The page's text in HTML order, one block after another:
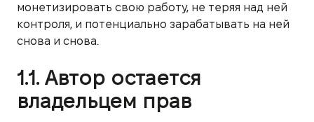
монетизировать свою работу, не теряя над ней
контроля, и потенциально зарабатывать на ней
снова и снова.
1.1. Автор остается
владельцем прав